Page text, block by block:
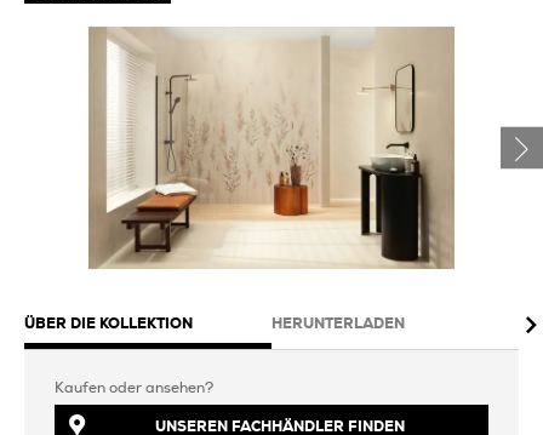
ÜBER DIE KOLLEKTION HERUNTERLADEN
Kaufen oder ansehen?
UNSEREN FACHHÄNDLER FINDEN